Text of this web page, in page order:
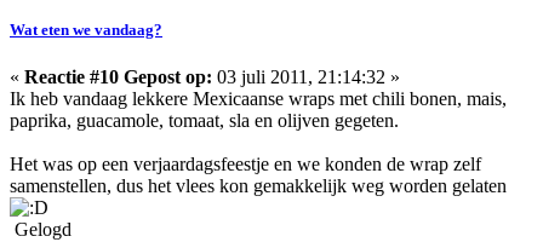
Wat eten we vandaag?
« Reactie #10 Gepost op: 03 juli 2011, 21:14:32 »
Ik heb vandaag lekkere Mexicaanse wraps met chili bonen, mais,
paprika, guacamole, tomaat, sla en olijven gegeten.
Het was op een verjaardagsfeestje en we konden de wrap zelf
samenstellen, dus het vlees kon gemakkelijk weg worden gelaten
Gelogd